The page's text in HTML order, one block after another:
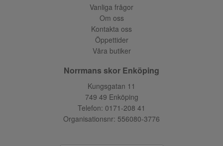
Vanliga frågor
Om oss
Kontakta oss
Öppettider
Våra butiker
Norrmans skor Enköping
Kungsgatan 11
749 49 Enköping
Telefon: 0171-208 41
Organisationsnr: 556080-3776